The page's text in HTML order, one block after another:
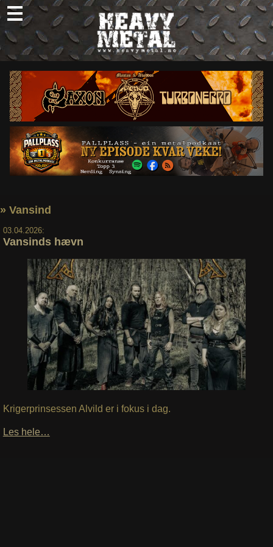
Skip
to
content
Nyheter
Omtaler
Intervjuer
Om oss
Abonner
Søk
» Vansind
03.04.2026:
Vansinds hævn
Krigerprinsessen Alvild er i fokus i dag.
Les hele…